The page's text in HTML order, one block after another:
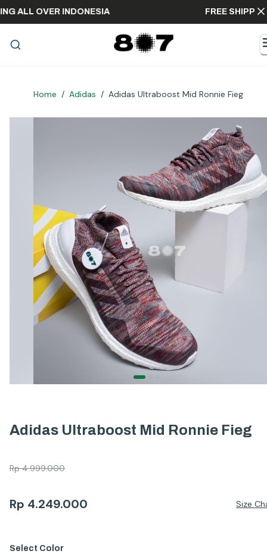
ALL OVER INDONESIA FREE
Home / Adidas / Adidas Ultraboost Mid Ronnie Fieg
Adidas Ultraboost Mid Ronnie Fieg
Rp4.999.000
Rp 4.249.000 Size
Select Color